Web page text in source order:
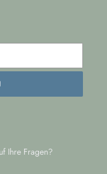
Ihre Fragen?